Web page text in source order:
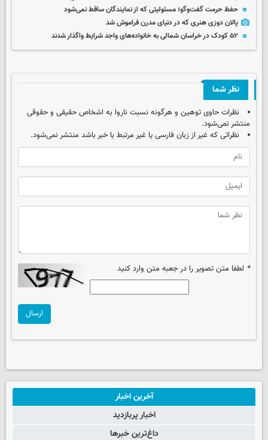
حفظ حرمت گفت‌وگو؛ مسئولیتی که از نمایندگان ساقط نمی‌شود
پالان دوزی هنری که در دنیای مدرن فراموش شد
۵۲ کودک در خراسان شمالی به خانواده‌های واجد شرایط واگذار شدند
نظر شما
نظرات حاوی توهین و هرگونه نسبت ناروا به اشخاص حقیقی و حقوقی
منتشر نمی‌شود.
نظراتی که غیر از زبان فارسی یا غیر مرتبط با خبر باشد منتشر نمی‌شود.
* لطفا متن تصویر را در جعبه متن وارد کنید
ارسال
آخرین اخبار
اخبار پربازدید
داغ‌ترین خبرها